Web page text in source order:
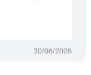
30/06/2026